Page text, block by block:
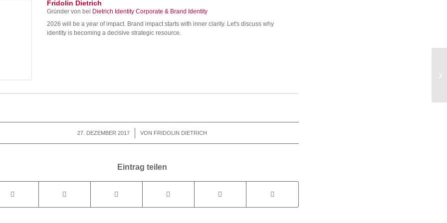
Fridolin Dietrich
Gründer von bei Dietrich Identity Corporate & Brand Identity
2026 will be a year of impact. Brand impact starts with inner clarity. Let's discuss why
identity is becoming a decisive strategic resource.
27. DEZEMBER 2017
/ VON FRIDOLIN DIETRICH
Eintrag teilen